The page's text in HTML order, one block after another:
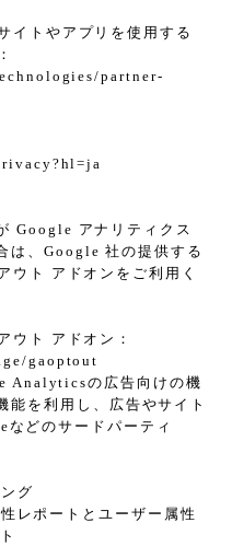
イトやアプリを使用する
partner-
Google アナリティクス
は、Google 社の提供する
ウト アドオンをご利用く
ウト アドオン：
gaoptout
Analyticsの広告向けの機
能を利用し、広告やサイト
どのサードパーティ
グ
レポートとユーザー属性